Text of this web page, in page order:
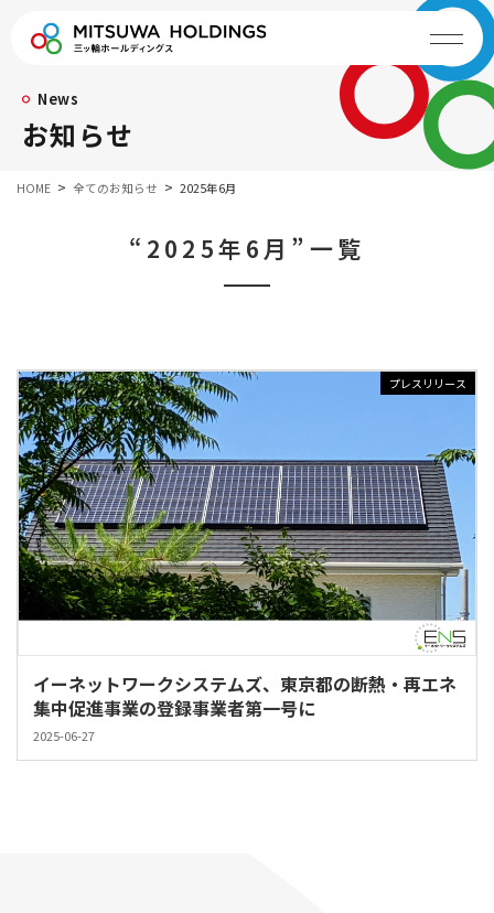
News
お知らせ
HOME 全てのお知らせ 2025年6月
“2025年6月”一覧
プレスリリース
イーネットワークシステムズ、東京都の断熱・再エネ
集中促進事業の登録事業者第一号に
2025-06-27